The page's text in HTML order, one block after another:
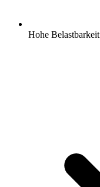
Hohe Belastbarkeit